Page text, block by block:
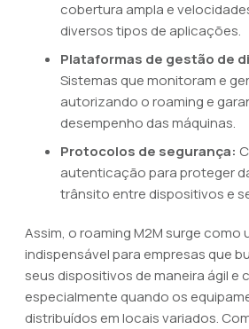
cobertura ampla e
diversos tipos de aplicações.
Plataformas de gestão de
Sistemas que monitoram e
autorizando o roaming e
desempenho das máquinas.
Protocolos de segurança:
autenticação para proteger
trânsito entre dispositivos e
Assim, o roaming M2M surge como
indispensável para empresas que
seus dispositivos de maneira ágil e
especialmente quando os
distribuídos em locais variados.